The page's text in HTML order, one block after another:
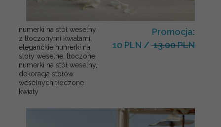
numerki na stół weselny
z tłoczonymi kwiatami,
eleganckie numerki na
stoły weselne, tłoczone
numerki na stół weselny,
dekoracja stołów
weselnych tłoczone
kwiaty
Promocja:
10 PLN / 13.00 PLN